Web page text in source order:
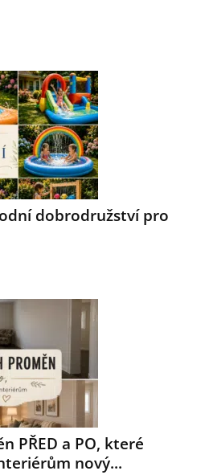
dobrodružství pro
PŘED a PO, které
nový...